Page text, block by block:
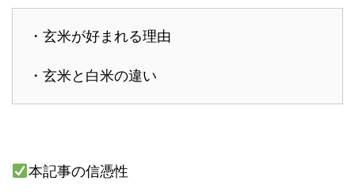
・玄米が好まれる理由
・玄米と白米の違い
本記事の信憑性